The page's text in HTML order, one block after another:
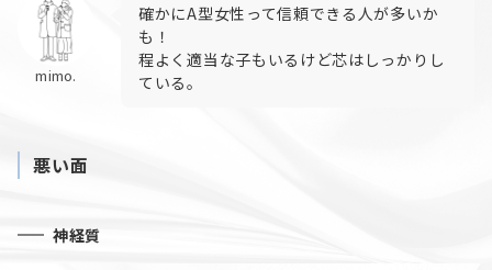
mimo.
確かにA型女性って信頼できる人が多いか
も！
程よく適当な子もいるけど芯はしっかりし
ている。
悪い面
神経質